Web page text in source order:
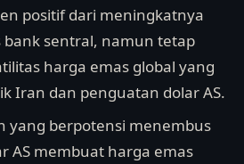
positif dari meningkatnya
sentral, namun tetap
harga emas global yang
Iran dan penguatan dolar AS.
yang berpotensi menembus
AS membuat harga emas